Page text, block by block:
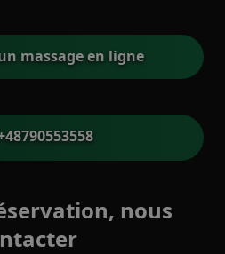
massage en ligne
nous